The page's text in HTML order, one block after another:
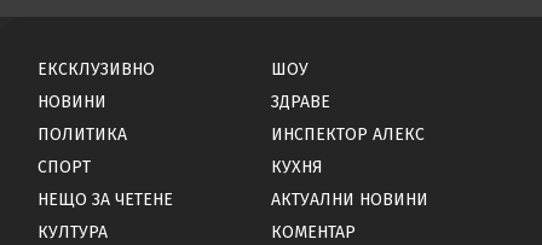
ЕКСКЛУЗИВНО
НОВИНИ
ПОЛИТИКА
СПОРТ
НЕЩО ЗА ЧЕТЕНЕ
КУЛТУРА
ШОУ
ЗДРАВЕ
ИНСПЕКТОР АЛЕКС
КУХНЯ
АКТУАЛНИ НОВИНИ
КОМЕНТАР